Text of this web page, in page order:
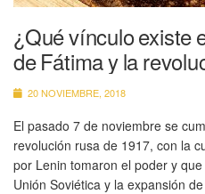
¿Qué vínculo existe
de Fátima y la
20 NOVIEMBRE, 2018
El pasado 7 de noviembre se
revolución rusa de 1917, con la
por Lenin tomaron el poder y
Unión Soviética y la expansión